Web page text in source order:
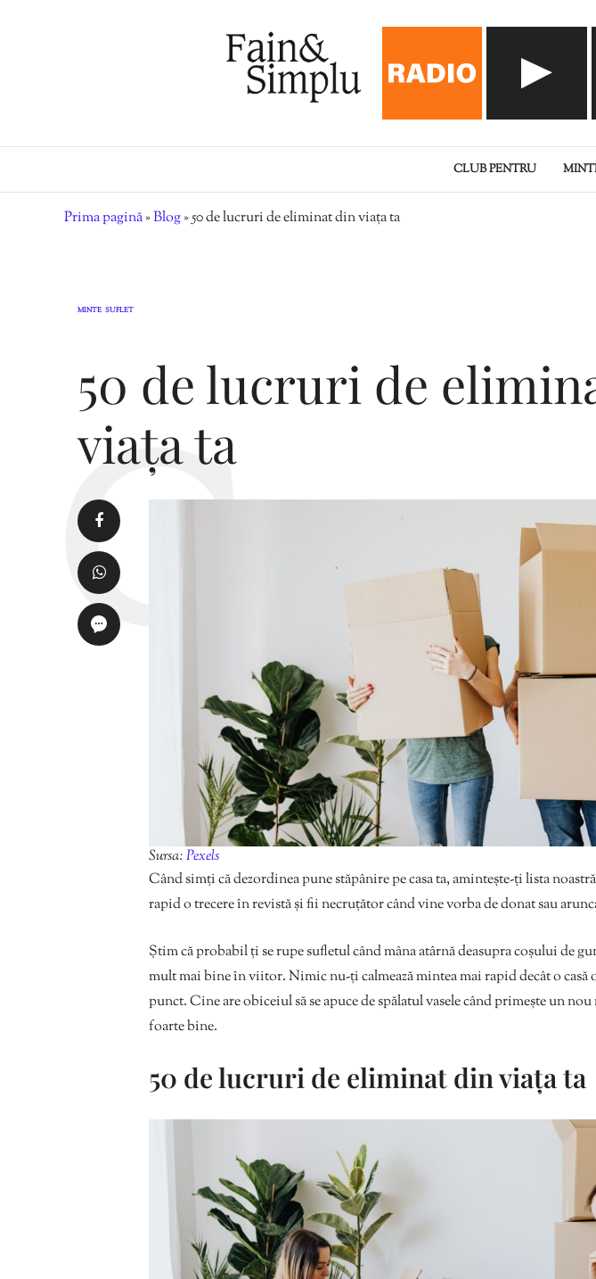
CLUB PENTRU
Prima pagină»Blog»50 de lucruri de eliminat din viața ta
MINTE SUFLET
50 de lucruri de
viața ta
Sursa:Pexels
Când simți că dezordinea pune stăpânire pe casa ta, amintește-ți lista
rapid o trecere în revistă și fii necruțător când vine vorba de donat sau
Știm că probabil ți se rupe sufletul când mâna atârnă deasupra coșului de
mult mai bine în viitor. Nimic nu-ți calmează mintea mai rapid decât o casă
punct. Cine are obiceiul să se apuce de spălatul vasele când primește un
foarte bine.
50 de lucruri de eliminat din viața ta